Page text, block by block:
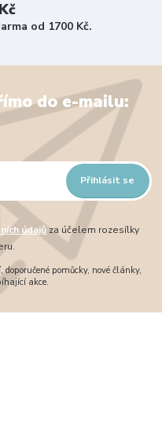
od 1700 Kč.
do e-mailu:
Přihlásit se
údajůza účelem rozesílky
pomůcky, nové články,
akce.